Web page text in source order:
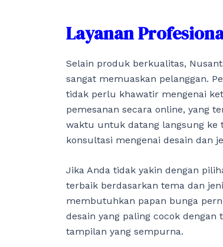
Layanan
Selain produk berkualitas,
sangat memuaskan pelanggan.
tidak perlu khawatir mengenai
pemesanan secara online, yang
waktu untuk datang langsung ke
konsultasi mengenai desain dan
Jika Anda tidak yakin dengan
terbaik berdasarkan tema dan
membutuhkan papan bunga
desain yang paling cocok dengan
tampilan yang sempurna.